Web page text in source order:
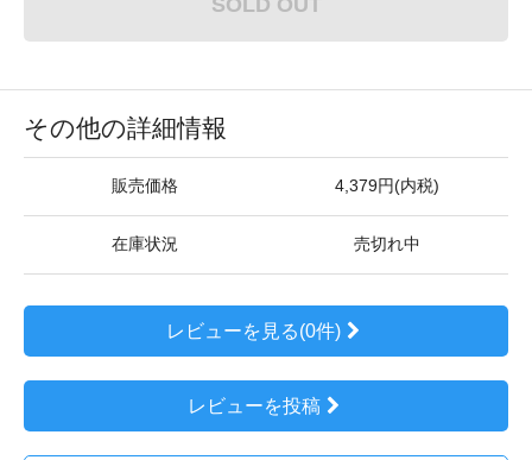
その他の詳細情報
販売価格 4,379円(内税)
在庫状況 売切れ中
レビューを見る(0件)
レビューを投稿